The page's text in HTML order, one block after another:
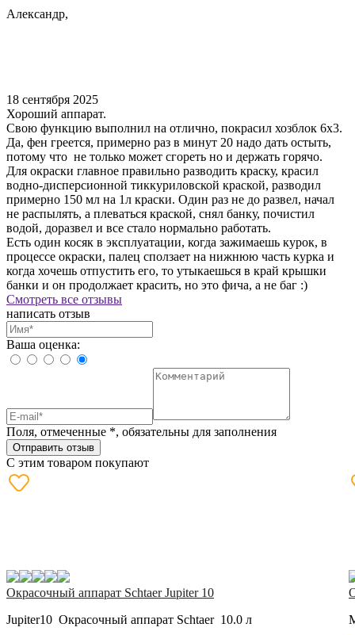
Александр,
18 сентября 2025
Хороший аппарат.
Свою функцию выполнил на отлично, покрасил хозблок 6х3.
Да, фен греется, примерно раз в минут 20 надо дать остыть,
потому что не только может сгореть но и держать горячо.
Для окраски главное правильно разводить краску, красил
водно-дисперсионной тиккуриловской краской, разводил
примерно 150 мл на 1л краски. Один раз не до развел, начал
не распылять, а плеваться краской, снял банку, почистил
водой, доразвел и все стало нормально работать.
Есть один косяк в эксплуатации, когда зажимаешь курок, в
процессе окраски, палец сползает на нижнюю часть курка и
когда хочешь отпустить его, то утыкаешься в край крышки
банки и он продолжает красить, но это фича, а не баг :)
Смотреть все отзывы
написать отзыв
Ваша оценка:
Поля, отмеченные *, обязательны для заполнения
Отправить отзыв
С этим товаром покупают
Окрасочный аппарат Schtaer Jupiter 10
Jupiter10 Окрасочный аппарат Schtaer 10.0 л